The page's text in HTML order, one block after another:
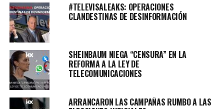
#TELEVISALEAKS: OPERACIONES
CLANDESTINAS DE DESINFORMACIÓN
SHEINBAUM NIEGA “CENSURA” EN LA
REFORMA A LA LEY DE
TELECOMUNICACIONES
ARRANCARON LAS CAMPAÑAS RUMBO A LAS